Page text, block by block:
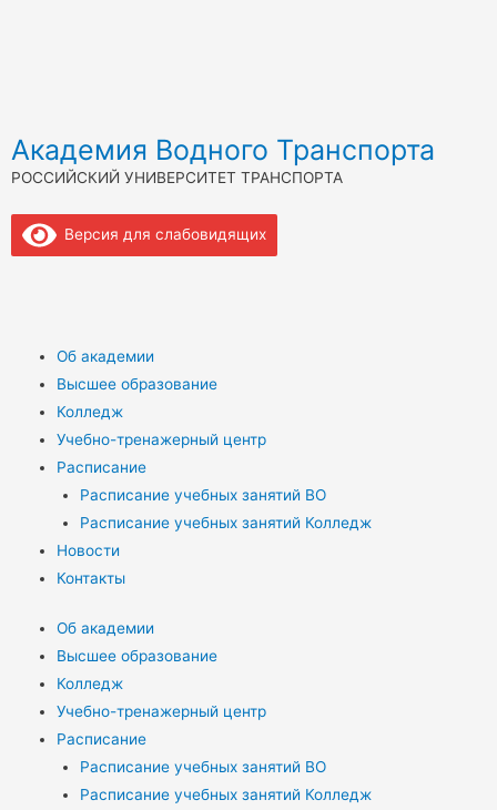
Академия Водного Транспорта
РОССИЙСКИЙ УНИВЕРСИТЕТ ТРАНСПОРТА
Версия для слабовидящих
Об академии
Высшее образование
Колледж
Учебно-тренажерный центр
Расписание
Расписание учебных занятий ВО
Расписание учебных занятий Колледж
Новости
Контакты
Об академии
Высшее образование
Колледж
Учебно-тренажерный центр
Расписание
Расписание учебных занятий ВО
Расписание учебных занятий Колледж